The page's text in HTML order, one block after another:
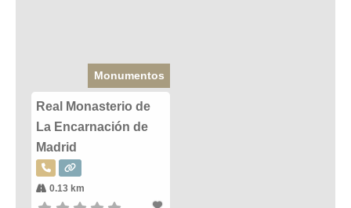
Monumentos
Real Monasterio de
La Encarnación de
Madrid
0.13 km